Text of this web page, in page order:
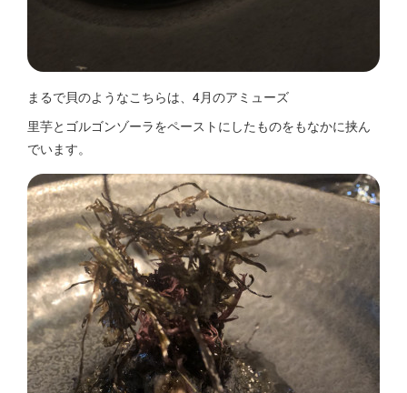
まるで貝のようなこちらは、4月のアミューズ
里芋とゴルゴンゾーラをペーストにしたものをもなかに挟ん
でいます。